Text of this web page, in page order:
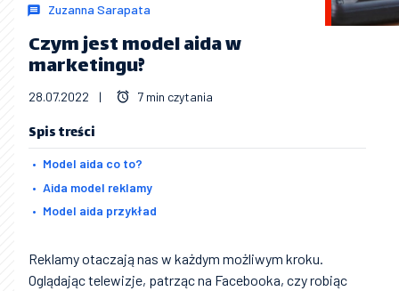
Zuzanna Sarapata
Czym jest model aida w
marketingu?
28.07.2022 | 7 min czytania
Spis treści
Model aida co to?
Aida model reklamy
Model aida przykład
Reklamy otaczają nas w każdym możliwym kroku.
Oglądając telewizje, patrząc na Facebooka, czy robiąc